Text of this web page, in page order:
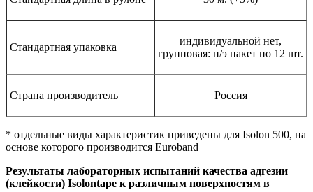
Стандартная упаковка
индивидуальной нет,
групповая: п/э пакет по 12 шт.
Страна производитель Россия
* отдельные виды характеристик приведены для Isolon 500, на
основе которого производится Euroband
Результаты лабораторных испытаний качества адгезии
(клейкости) Isolontape к различным поверхностям в